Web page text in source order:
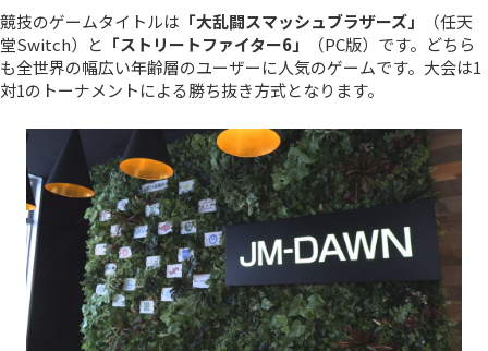
競技のゲームタイトルは 「大乱闘スマッシュブラザーズ」
（任天
堂Switch）と 「ストリートファイター6」
（PC版）です。どちら
も全世界の幅広い年齢層のユーザーに人気のゲームです。大会は1
対1のトーナメントによる勝ち抜き方式となります。